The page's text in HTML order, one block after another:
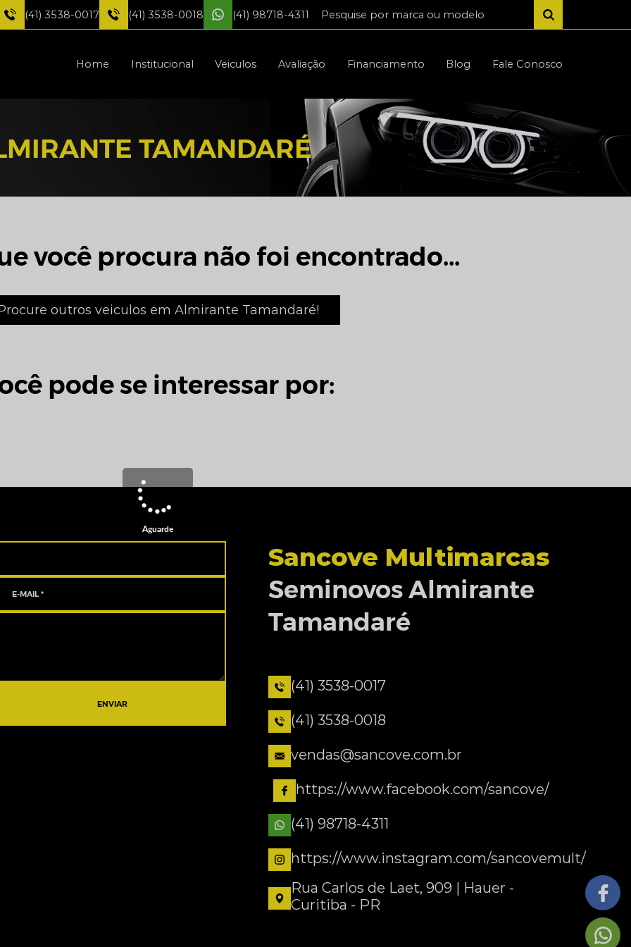
(41) 3538-0017 (41) 3538-0018 (41) 98718-4311
Home Institucional Veiculos Avaliação Financiamento Blog Fale Conosco
TAMANDARÉ
você procura não foi encontrado...
outros veiculos em Almirante Tamandaré!
pode se interessar por:
ENVIAR
Sancove Multimarcas
Seminovos Almirante
Tamandaré
(41) 3538-0017
(41) 3538-0018
vendas@sancove.com.br
https://www.facebook.com/sancove/
(41) 98718-4311
https://www.instagram.com/sancovemult/
Rua Carlos de Laet, 909 | Hauer -
Curitiba - PR
Aguarde